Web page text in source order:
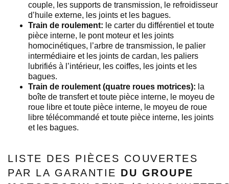
couple, les supports de transmission, le refroidisseur
d’huile externe, les joints et les bagues.
Train de roulement: le carter du différentiel et toute
pièce interne, le pont moteur et les joints
homocinétiques, l’arbre de transmission, le palier
intermédiaire et les joints de cardan, les paliers
lubrifiés à l’intérieur, les coiffes, les joints et les
bagues.
Train de roulement (quatre roues motrices): la
boîte de transfert et toute pièce interne, le moyeu de
roue libre et toute pièce interne, le moyeu de roue
libre télécommandé et toute pièce interne, les joints
et les bagues.
LISTE DES PIÈCES COUVERTES
PAR LA GARANTIE DU GROUPE